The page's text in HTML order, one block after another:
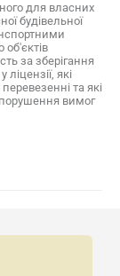
для власних
будівельної
об'єктів
за зберігання
які
та які
порушення вимог